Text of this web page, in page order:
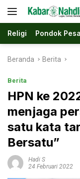
Religi Pondok
Beranda Berita
Berita
HPN ke
menjaga
satu kata
Bersatu”
Hadi S
24 Februari 2022